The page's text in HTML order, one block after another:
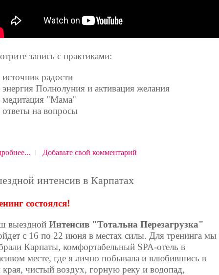
запись с практиками:
источник радости
энергия Полнолуния и активация желания
медитация "Мама"
ответы на вопросы
Добавьте свой комментарий
интенсив в Карпатах
состоялся!
выездной Интенсив "Тотальна Перезагрузка"
с 16 по 22 июня в местах силы. Для тренинга мы
Карпаты, комфортабельный SPA-отель в
месте, где я лично побывала и влюбившись в
края, чистый воздух, горную реку и водопад,